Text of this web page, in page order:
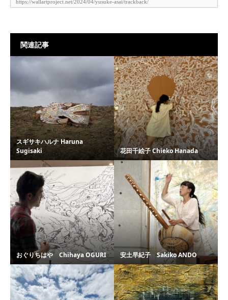
関連記事
スギサキハルナ Haruna
Sugisaki
花田千絵子 Chieko Hanada
おぐりちはや Chihaya OGURI 安土早紀子 Sakiko ANDO